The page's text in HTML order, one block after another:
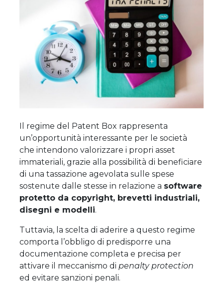
Il regime del Patent Box rappresenta
un’opportunità interessante per le società
che intendono valorizzare i propri asset
immateriali, grazie alla possibilità di beneficiare
di una tassazione agevolata sulle spese
sostenute dalle stesse in relazione a software
protetto da copyright, brevetti industriali,
disegni e modelli.
Tuttavia, la scelta di aderire a questo regime
comporta l’obbligo di predisporre una
documentazione completa e precisa per
attivare il meccanismo di penalty protection
ed evitare sanzioni penali.